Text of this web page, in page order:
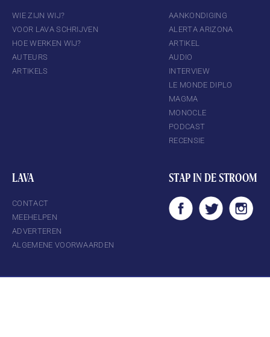
WIE ZIJN WIJ?
VOOR LAVA SCHRIJVEN
HOE WERKEN WIJ?
AUTEURS
ARTIKELS
AANKONDIGING
ALERTA ARIZONA
ARTIKEL
AUDIO
INTERVIEW
LE MONDE DIPLO
MAGMA
MONOCLE
PODCAST
RECENSIE
LAVA
CONTACT
MEEHELPEN
ADVERTEREN
ALGEMENE VOORWAARDEN
STAP IN DE STROOM